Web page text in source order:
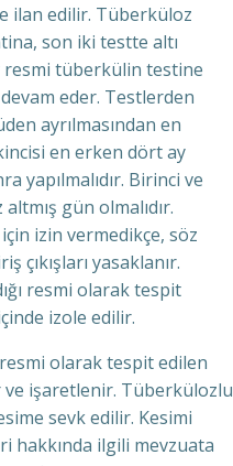
ilan edilir. Tüberküloz
son iki testte altı
resmi tüberkülin testine
eder. Testlerden
ayrılmasından en
en erken dört ay
yapılmalıdır. Birinci ve
gün olmalıdır.
izin vermedikçe, söz
çıkışları yasaklanır.
resmi olarak tespit
izole edilir.
resmi olarak tespit edilen
ve işaretlenir. Tüberkülozlu
sevk edilir. Kesimi
hakkında ilgili mevzuata